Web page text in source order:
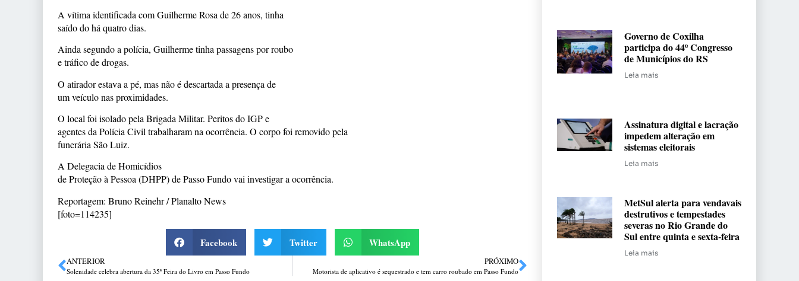
A vítima identificada com Guilherme Rosa de 26 anos, tinha
saído do há quatro dias.
Ainda segundo a polícia, Guilherme tinha passagens por roubo
e tráfico de drogas.
O atirador estava a pé, mas não é descartada a presença de
um veículo nas proximidades.
O local foi isolado pela Brigada Militar. Peritos do IGP e
agentes da Polícia Civil trabalharam na ocorrência. O corpo foi removido pela
funerária São Luiz.
A Delegacia de Homicídios
de Proteção à Pessoa (DHPP) de Passo Fundo vai investigar a ocorrência.
Reportagem: Bruno Reinehr / Planalto News
[foto=114235]
Facebook Twitter WhatsApp
ANTERIOR
Solenidade celebra abertura da 35ª Feira do Livro em Passo Fundo
PRÓXIMO
Motorista de aplicativo é sequestrado e tem carro roubado em Passo Fundo
Governo de Coxilha
participa do 44º Congresso
de Municípios do RS
Leia mais
Assinatura digital e lacração
impedem alteração em
sistemas eleitorais
Leia mais
MetSul alerta para vendavais
destrutivos e tempestades
severas no Rio Grande do
Sul entre quinta e sexta-feira
Leia mais